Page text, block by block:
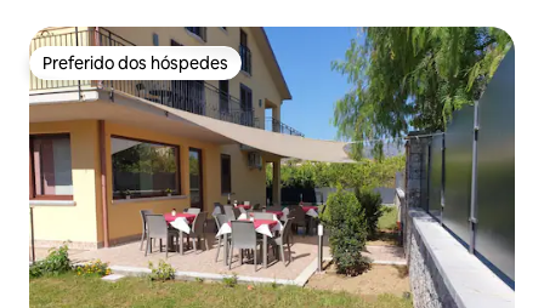
Preferido dos hóspedes
Preferido dos hóspedes